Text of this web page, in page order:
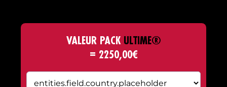
VALEUR PACKULTIME®
= 2250,00€